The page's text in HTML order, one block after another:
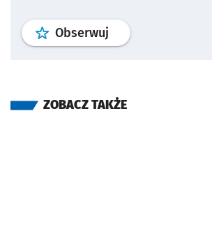
Obserwuj profil
ZOBACZ TAKŻE